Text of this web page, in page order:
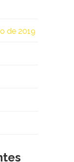
de 2019